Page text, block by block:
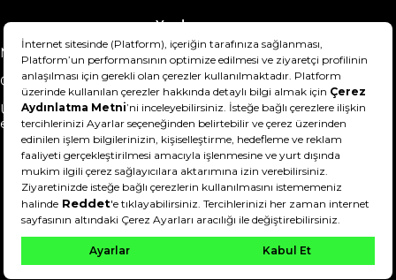
Yardım
Mesafeli Satış Sözleşmesi
Teslimat Bilgisi
Gizlilik Sözleşmesi
Şartlar & Koşullar
Ürünümü nasıl iade
edebilirim?
Hakkımızda
DeFactoFIT ©️ 2022-2026. Tüm hakları saklıdır.
21